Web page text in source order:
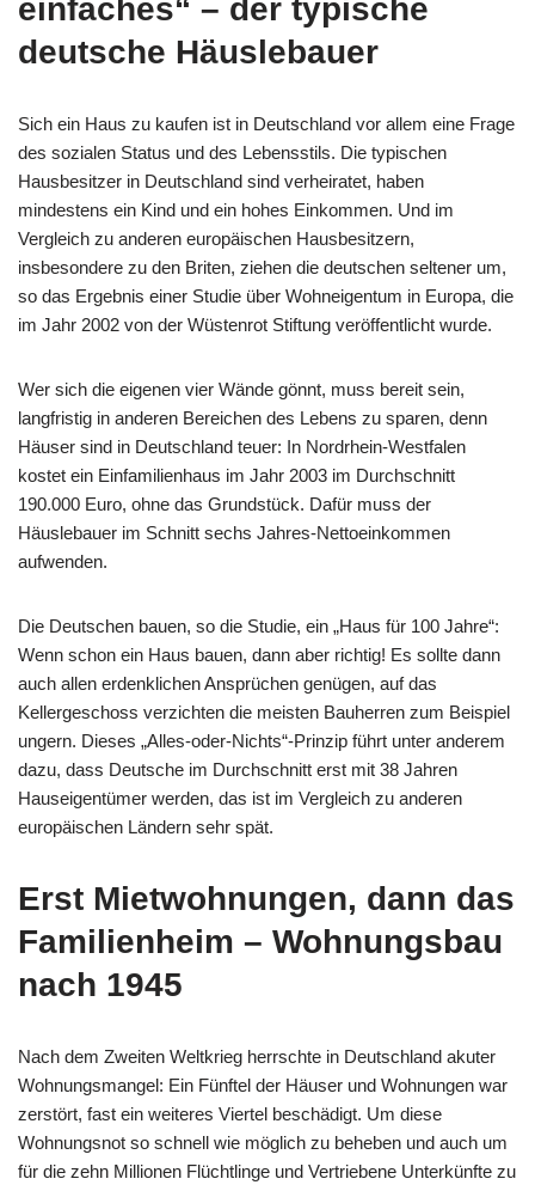
einfaches“ – der typische
deutsche Häuslebauer
Sich ein Haus zu kaufen ist in Deutschland vor allem eine Frage
des sozialen Status und des Lebensstils. Die typischen
Hausbesitzer in Deutschland sind verheiratet, haben
mindestens ein Kind und ein hohes Einkommen. Und im
Vergleich zu anderen europäischen Hausbesitzern,
insbesondere zu den Briten, ziehen die deutschen seltener um,
so das Ergebnis einer Studie über Wohneigentum in Europa, die
im Jahr 2002 von der Wüstenrot Stiftung veröffentlicht wurde.
Wer sich die eigenen vier Wände gönnt, muss bereit sein,
langfristig in anderen Bereichen des Lebens zu sparen, denn
Häuser sind in Deutschland teuer: In Nordrhein-Westfalen
kostet ein Einfamilienhaus im Jahr 2003 im Durchschnitt
190.000 Euro, ohne das Grundstück. Dafür muss der
Häuslebauer im Schnitt sechs Jahres-Nettoeinkommen
aufwenden.
Die Deutschen bauen, so die Studie, ein „Haus für 100 Jahre“:
Wenn schon ein Haus bauen, dann aber richtig! Es sollte dann
auch allen erdenklichen Ansprüchen genügen, auf das
Kellergeschoss verzichten die meisten Bauherren zum Beispiel
ungern. Dieses „Alles-oder-Nichts“-Prinzip führt unter anderem
dazu, dass Deutsche im Durchschnitt erst mit 38 Jahren
Hauseigentümer werden, das ist im Vergleich zu anderen
europäischen Ländern sehr spät.
Erst Mietwohnungen, dann das
Familienheim – Wohnungsbau
nach 1945
Nach dem Zweiten Weltkrieg herrschte in Deutschland akuter
Wohnungsmangel: Ein Fünftel der Häuser und Wohnungen war
zerstört, fast ein weiteres Viertel beschädigt. Um diese
Wohnungsnot so schnell wie möglich zu beheben und auch um
für die zehn Millionen Flüchtlinge und Vertriebene Unterkünfte zu